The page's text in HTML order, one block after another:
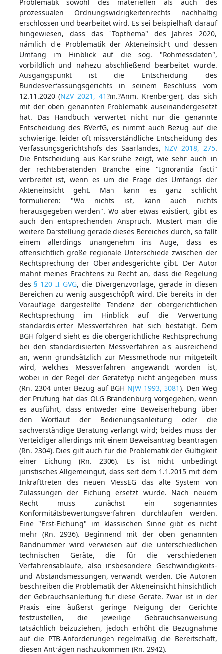
Problematik sowohl des materiellen als auch des
prozessualen Ordnungswidrigkeitenrechts nachhaltig
erschlossen und bearbeitet wird. Es sei beispielhaft darauf
hingewiesen, dass das "Topthema" des Jahres 2020,
nämlich die Problematik der Akteneinsicht und dessen
Umfang im Hinblick auf die sog. "Rohmessdaten",
vorbildlich und nahezu abschließend bearbeitet wurde.
Ausgangspunkt ist die Entscheidung des
Bundesverfassungsgerichts in seinem Beschluss vom
12.11.2020 (NZV 2021, 41?m.?Anm. Krenberger), das sich
mit der oben genannten Problematik auseinandergesetzt
hat. Das Handbuch verwertet nicht nur die genannte
Entscheidung des BVerfG, es nimmt auch Bezug auf die
schwierige, leider oft missverständliche Entscheidung des
Verfassungsgerichtshofs des Saarlandes, NZV 2018, 275.
Die Entscheidung aus Karlsruhe zeigt, wie sehr auch in
der rechtsberatenden Branche eine "Ignorantia facti"
verbreitet ist, wenn es um die Frage des Umfangs der
Akteneinsicht geht. Man kann es ganz schlicht
formulieren: "Wo nichts ist, kann auch nichts
herausgegeben werden". Wo aber etwas existiert, gibt es
auch den entsprechenden Anspruch. Mustert man die
weitere Darstellung gerade dieses Bereiches durch, so fällt
einem allerdings unangenehm ins Auge, dass es
offensichtlich große regionale Unterschiede zwischen der
Rechtsprechung der Oberlandesgerichte gibt. Der Autor
mahnt meines Erachtens zu Recht an, dass die Regelung
des § 120 II GVG, die Divergenzvorlage, gerade in diesen
Bereichen zu wenig ausgeschöpft wird. Die bereits in der
Vorauflage dargestellte Tendenz der obergerichtlichen
Rechtsprechung im Hinblick auf die Verwertung
standardisierter Messverfahren hat sich bestätigt. Dem
BGH folgend sieht es die obergerichtliche Rechtsprechung
bei den standardisierten Messverfahren als ausreichend
an, wenn grundsätzlich zur Messmethode nur mitgeteilt
wird, welches Messverfahren angewandt worden ist,
wobei in der Regel der Gerätetyp nicht angegeben muss
(Rn. 2304 unter Bezug auf BGH NJW 1993, 3081). Den Weg
der Prüfung hat das OLG Brandenburg vorgegeben, wenn
es ausführt, dass entweder eine Beweiserhebung über
den Wortlaut der Bedienungsanleitung oder die
sachverständige Beratung verlangt wird; beides muss der
Verteidiger allerdings mit einem Beweisantrag beantragen
(Rn. 2304). Dies gilt auch für die Problematik der Gültigkeit
einer Eichung (Rn. 2306). Es ist nicht unbedingt
juristisches Allgemeingut, dass seit dem 1.1.2015 mit dem
Inkrafttreten des neuen MessEG das alte System von
Zulassungen der Eichung ersetzt wurde. Nach neuem
Recht muss zunächst ein sogenanntes
Konformitätsbewertungsverfahren durchlaufen werden.
Eine "Erst-Eichung" im klassischen Sinne gibt es nicht
mehr (Rn. 2936). Beginnend mit der oben genannten
Randnummer wird verwiesen auf die unterschiedlichen
technischen Geräte, die für die verschiedenen
Verfahrensabläufe, also insbesondere Geschwindigkeits-
und Abstandsmessungen, verwandt werden. Die Autoren
beschreiben die Problematik der Akteneinsicht hinsichtlich
der Gebrauchsanleitung für diese Geräte. Zwar ist in der
Praxis eine äußerst geringe Neigung der Gerichte
festzustellen, die jeweilige Gebrauchsanweisung
tatsächlich beizuziehen, jedoch erhöht die Bezugnahme
auf die PTB-Anforderungen regelmäßig die Bereitschaft,
diesen Anträgen nachzukommen (Rn. 2942).